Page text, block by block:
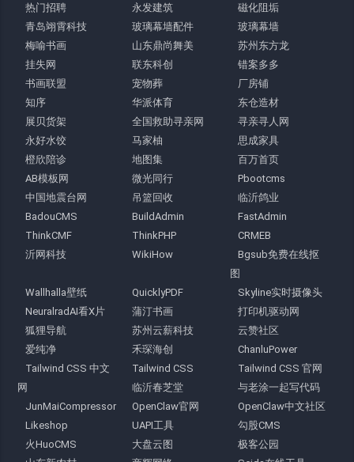
热门招聘
永发建筑
磁化阻垢
青岛翊霄科技
玻璃幕墙配件
玻璃幕墙
梅喻书画
山东鼎尚舞美
苏州东方龙
挂失网
联东科创
错案多多
书画联盟
宠物葬
厂房铺
知序
华派体育
东仓造材
展贝货架
全国救助寻亲网
寻亲寻人网
永好水饺
马家柚
思成家具
橙欣陪诊
地图集
百万首页
AB模板网
微光同行
Pbootcms
中国地震台网
吊篮回收
临沂鸽业
BadouCMS
BuildAdmin
FastAdmin
ThinkCMF
ThinkPHP
CRMEB
沂网科技
WikiHow
Bgsub免费在线抠
图
Wallhalla壁纸
QuicklyPDF
Skyline实时摄像头
NeuralradAI看X片
蒲汀书画
打印机驱动网
狐狸导航
苏州云薪科技
云赞社区
爱纯净
禾琛海创
ChanluPower
Tailwind CSS 中文
网
Tailwind CSS
Tailwind CSS 官网
临沂春芝堂
与老涂一起写代码
JunMaiCompressor
OpenClaw官网
OpenClaw中文社区
Likeshop
UAPI工具
勾股CMS
火HuoCMS
大盘云图
极客公园